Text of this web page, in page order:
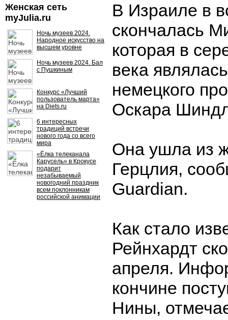
Женская сеть
myJulia.ru
Ночь музеев 2024.
Народное искусство на
высшем уровне
Ночь музеев 2024. Бал
с Пушкиным
Конкурс «Лучший
пользователь марта»
на Diets.ru
6 интересных
традиций встречи
нового года со всего
мира
«Ёлка телеканала
Карусель» в Крокусе
подарит
незабываемый
новогодний праздник
всем поклонникам
российской анимации
В Израиле в
скончалась
которая в
века
немецкого
Оскара
Она ушла из
Герцлия,
Guardian.
Как стало
Рейнхардт
апреля.
кончине
Нины,